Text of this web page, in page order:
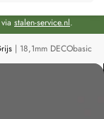
stalen-service.nl.
| 18,1mm DECObasic